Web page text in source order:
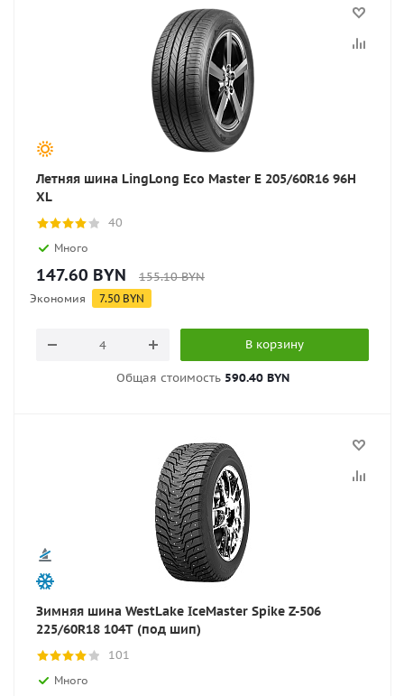
Летняя шина LingLong Eco Master E 205/60R16 96H
XL
40
Много
147.60 BYN 155.10BYN
Экономия 7.50 BYN
В корзину
Общая стоимость 590.40 BYN
Зимняя шина WestLake IceMaster Spike Z-506
225/60R18 104T (под шип)
101
Много